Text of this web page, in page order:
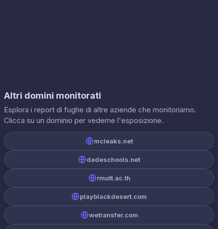
Altri domini monitorati
Esplora i report di fughe di altre aziende che monitoriamo.
Clicca su un dominio per vederne l'esposizione.
mcleaks.net
dadeschools.net
rmutt.ac.th
playblackdesert.com
wetransfer.com